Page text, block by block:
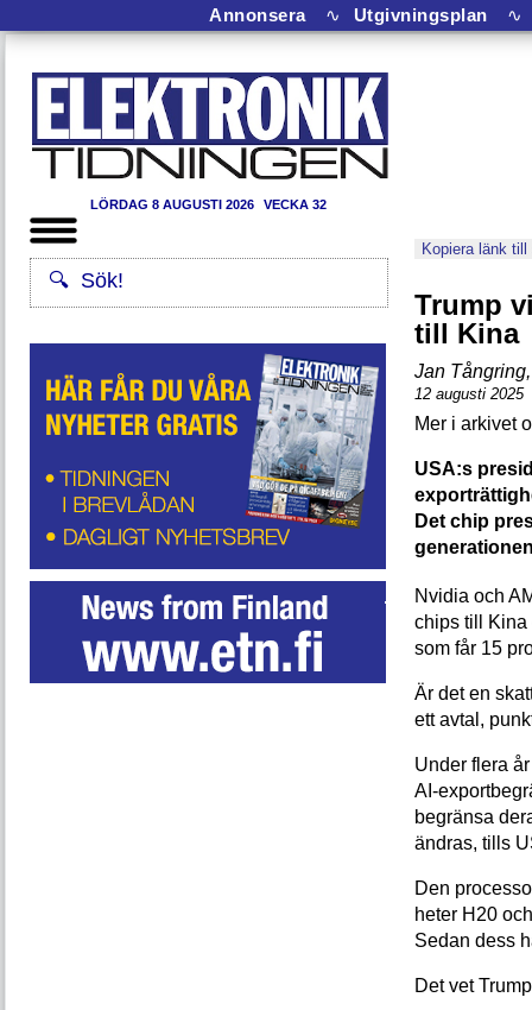
Annonsera ∿ Utgivningsplan ∿
LÖRDAG 8 AUGUSTI 2026 VECKA 32
Kopiera länk till
Trump
till Kina
Jan Tångring,
12 augusti 2025
USA:s
Det chip
Nvidia och
chips till Kina
som får 15
Är det en
ett avtal,
Under flera
AI-
begränsa
ändras, tills
Den
heter H20
Sedan dess
Det vet